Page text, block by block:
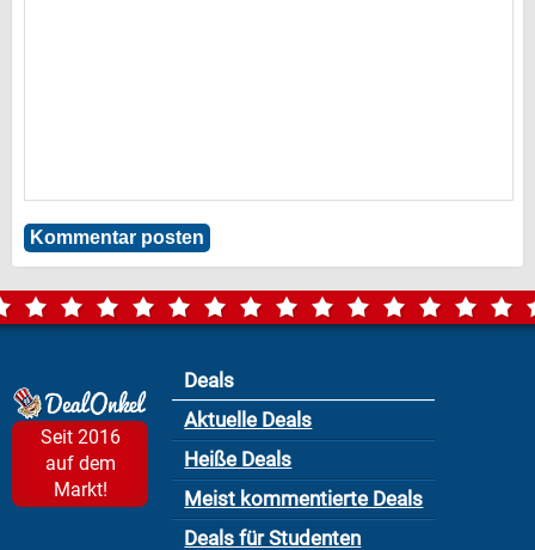
Seit 2016
auf dem
Markt!
Deals
Aktuelle Deals
Heiße Deals
Meist kommentierte Deals
Deals für Studenten